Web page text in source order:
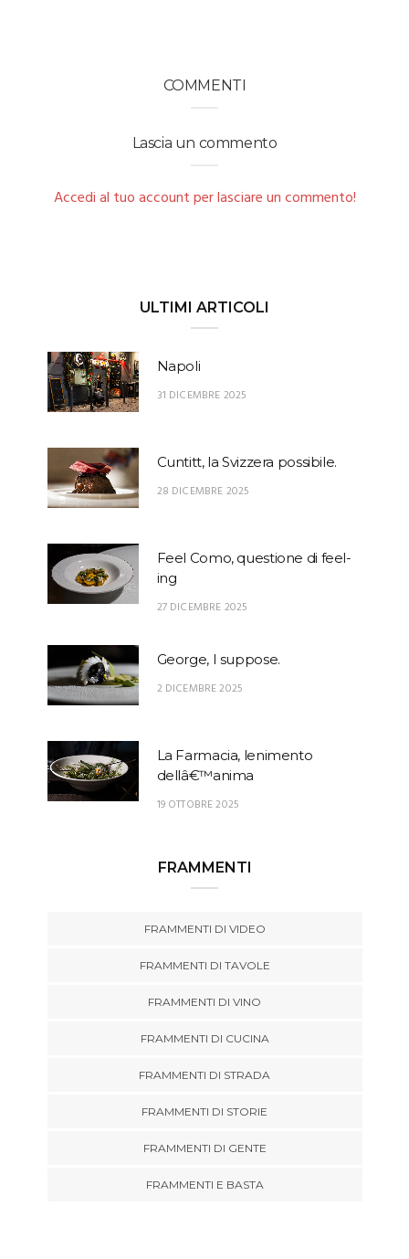
COMMENTI
Lascia un commento
Accedi al tuo account per lasciare un commento!
ULTIMI ARTICOLI
Napoli
31 DICEMBRE 2025
Cuntitt, la Svizzera possibile.
28 DICEMBRE 2025
Feel Como, questione di feel-
ing
27 DICEMBRE 2025
George, I suppose.
2 DICEMBRE 2025
La Farmacia, lenimento
dellâ€™anima
19 OTTOBRE 2025
FRAMMENTI
FRAMMENTI DI VIDEO
FRAMMENTI DI TAVOLE
FRAMMENTI DI VINO
FRAMMENTI DI CUCINA
FRAMMENTI DI STRADA
FRAMMENTI DI STORIE
FRAMMENTI DI GENTE
FRAMMENTI E BASTA